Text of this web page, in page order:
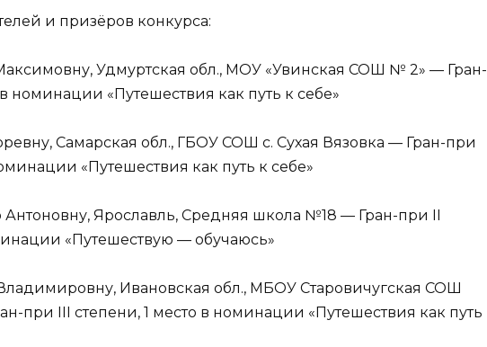
и призёров конкурса:
Удмуртская обл., МОУ «Увинская СОШ № 2» — Гран-
номинации «Путешествия как путь к себе»
Самарская обл., ГБОУ СОШ с. Сухая Вязовка — Гран-при
«Путешествия как путь к себе»
Ярославль, Средняя школа №18 — Гран-при II
«Путешествую — обучаюсь»
Ивановская обл., МБОУ Старовичугская СОШ
при III степени, 1 место в номинации «Путешествия как путь